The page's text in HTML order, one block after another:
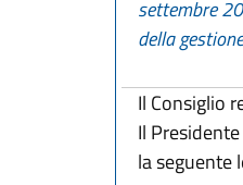
settembre
della
Il Consiglio
Il
la seguente